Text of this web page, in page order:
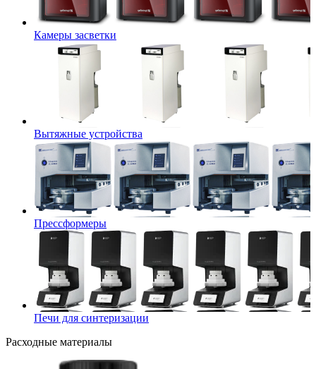
Камеры засветки
Вытяжные устройства
Прессформеры
Печи для синтеризации
Расходные материалы